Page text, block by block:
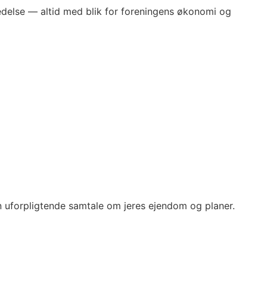
— altid med blik for foreningens økonomi og
samtale om jeres ejendom og planer.